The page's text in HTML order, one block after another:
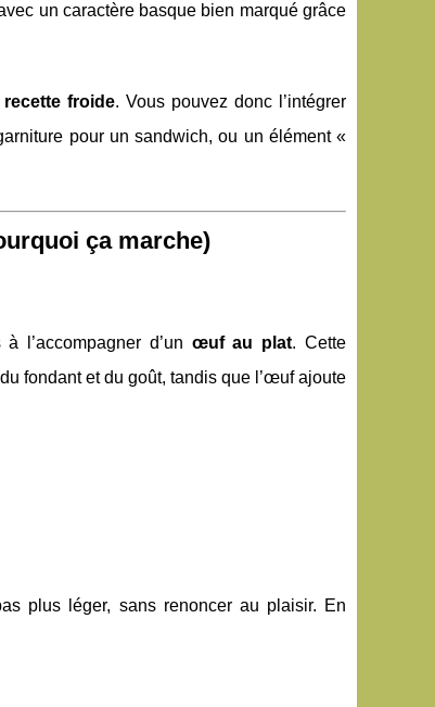
un caractère basque bien marqué grâce
recette froide. Vous pouvez donc l’intégrer
pour un sandwich, ou un élément «
ça marche)
l’accompagner d’un œuf au plat. Cette
fondant et du goût, tandis que l’œuf ajoute
plus léger, sans renoncer au plaisir. En